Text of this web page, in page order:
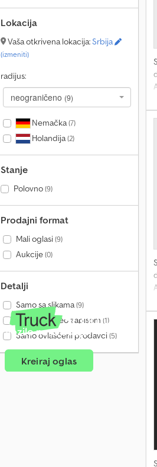
Lokacija
Vaša otkrivena lokacija:Srbija
(izmeniti)
radijus:
neograničeno (9)
Nemačka(7)
Holandija(2)
Stanje
Polovno(9)
Prodajni format
Mali oglasi(9)
Aukcije(0)
Detalji
Samo sa slikama(9)
Samo sa video zapisom (1)
Samo ovlašćeni prodavci(5)
Vozilo na prodaju?
Kreiraj oglas